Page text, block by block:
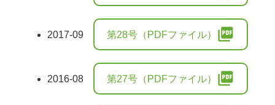
2017-09 第28号（PDFファイル） picture_as_pdf
2016-08 第27号（PDFファイル） picture_as_pdf